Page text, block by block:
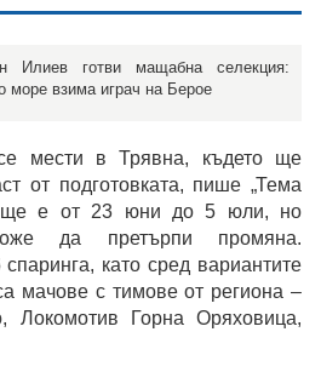
Илиев готви мащабна селекция:
море взима играч на Берое
мести в Трявна, където ще
от подготовката, пише „Тема
ще е от 23 юни до 5 юли, но
да претърпи промяна.
като сред вариантите
мачове с тимове от региона –
Локомотив Горна Оряховица,